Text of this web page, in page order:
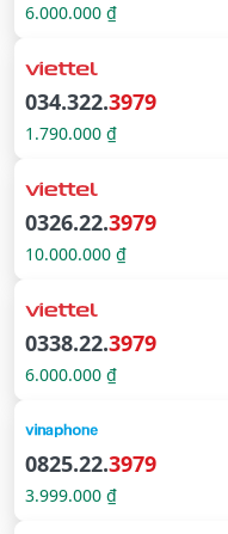
6.000.000 ₫
034.322.3979
1.790.000 ₫
0326.22.3979
10.000.000 ₫
0338.22.3979
6.000.000 ₫
0825.22.3979
3.999.000 ₫